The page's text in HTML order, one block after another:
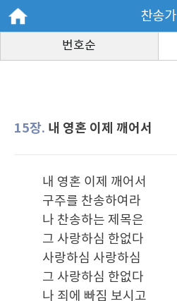
찬송가
번호순
15장. 내 영혼 이제 깨어서
내 영혼 이제 깨어서
구주를 찬송하여라
나 찬송하는 제목은
그 사랑하심 한없다
사랑하심 사랑하심
그 사랑하심 한없다
나 죄에 빠짐 보시고